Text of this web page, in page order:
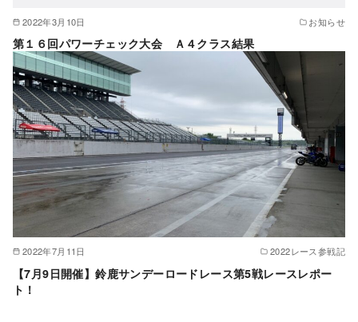
2022年3月10日 お知らせ
第１６回パワーチェック大会 Ａ４クラス結果
2022年7月11日 2022レース参戦記
【7月9日開催】鈴鹿サンデーロードレース第5戦レースレポー
ト！